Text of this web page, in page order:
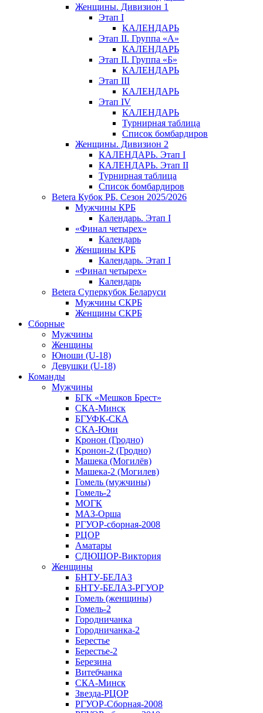
Женщины. Дивизион 1
Этап I
КАЛЕНДАРЬ
Этап II. Группа «А»
КАЛЕНДАРЬ
Этап II. Группа «Б»
КАЛЕНДАРЬ
Этап III
КАЛЕНДАРЬ
Этап IV
КАЛЕНДАРЬ
Турнирная таблица
Список бомбардиров
Женщины. Дивизион 2
КАЛЕНДАРЬ. Этап I
КАЛЕНДАРЬ. Этап II
Турнирная таблица
Список бомбардиров
Betera Кубок РБ. Сезон 2025/2026
Мужчины КРБ
Календарь. Этап I
«Финал четырех»
Календарь
Женщины КРБ
Календарь. Этап I
«Финал четырех»
Календарь
Betera Суперкубок Беларуси
Мужчины СКРБ
Женщины СКРБ
Сборные
Мужчины
Женщины
Юноши (U-18)
Девушки (U-18)
Команды
Мужчины
БГК «Мешков Брест»
СКА-Минск
БГУФК-СКА
СКА-Юни
Кронон (Гродно)
Кронон-2 (Гродно)
Машека (Могилёв)
Машека-2 (Могилев)
Гомель (мужчины)
Гомель-2
МОГК
МАЗ-Орша
РГУОР-сборная-2008
РЦОР
Аматары
СДЮШОР-Виктория
Женщины
БНТУ-БЕЛАЗ
БНТУ-БЕЛАЗ-РГУОР
Гомель (женщины)
Гомель-2
Городничанка
Городничанка-2
Берестье
Берестье-2
Березина
Витебчанка
СКА-Минск
Звезда-РЦОР
РГУОР-Сборная-2008